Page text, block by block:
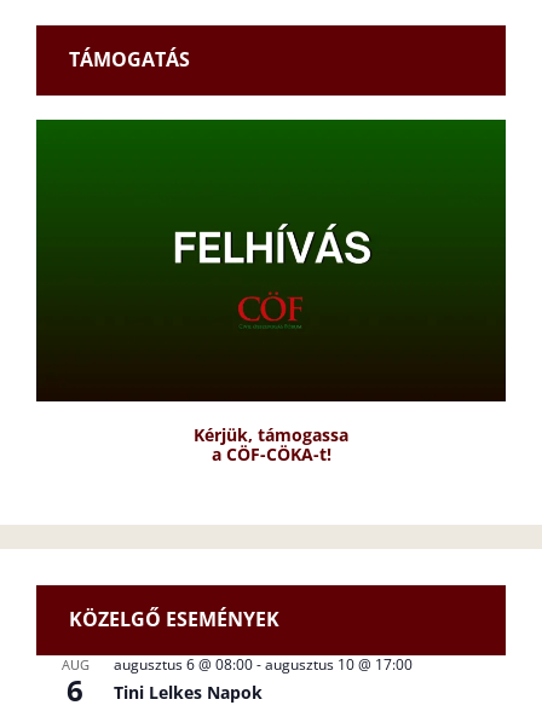
TÁMOGATÁS
Kérjük, támogassa
a CÖF-CÖKA-t!
KÖZELGŐ ESEMÉNYEK
AUG
6
augusztus 6 @ 08:00-augusztus 10 @ 17:00
Tini Lelkes Napok